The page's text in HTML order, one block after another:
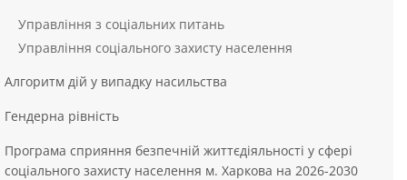
Управління з соціальних питань
Управління соціального захисту населення
Алгоритм дій у випадку насильства
Гендерна рівність
Програма сприяння безпечній життєдіяльності у сфері
соціального захисту населення м. Харкова на 2026-2030